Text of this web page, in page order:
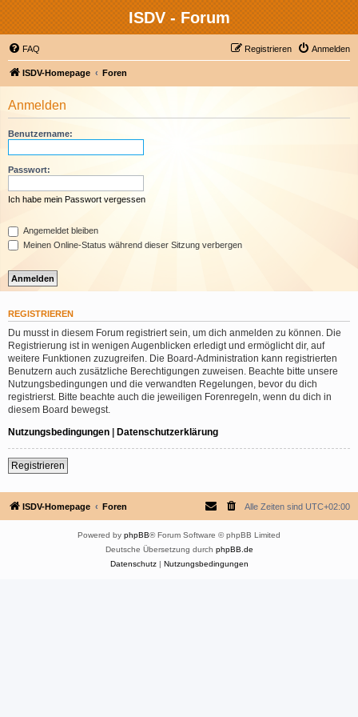
ISDV - Forum
FAQ Anmelden
Registrieren
ISDV-Homepage Foren
Anmelden
Benutzername:
Passwort:
Ich habe mein Passwort vergessen
Angemeldet bleiben
Meinen Online-Status während dieser Sitzung verbergen
REGISTRIEREN
Du musst in diesem Forum registriert sein, um dich anmelden zu können. Die
Registrierung ist in wenigen Augenblicken erledigt und ermöglicht dir, auf
weitere Funktionen zuzugreifen. Die Board-Administration kann registrierten
Benutzern auch zusätzliche Berechtigungen zuweisen. Beachte bitte unsere
Nutzungsbedingungen und die verwandten Regelungen, bevor du dich
registrierst. Bitte beachte auch die jeweiligen Forenregeln, wenn du dich in
diesem Board bewegst.
Nutzungsbedingungen | Datenschutzerklärung
Registrieren
ISDV-Homepage Foren Alle Zeiten sind UTC+02:00
Powered by phpBB® Forum Software © phpBB Limited
Deutsche Übersetzung durch phpBB.de
Datenschutz| Nutzungsbedingungen